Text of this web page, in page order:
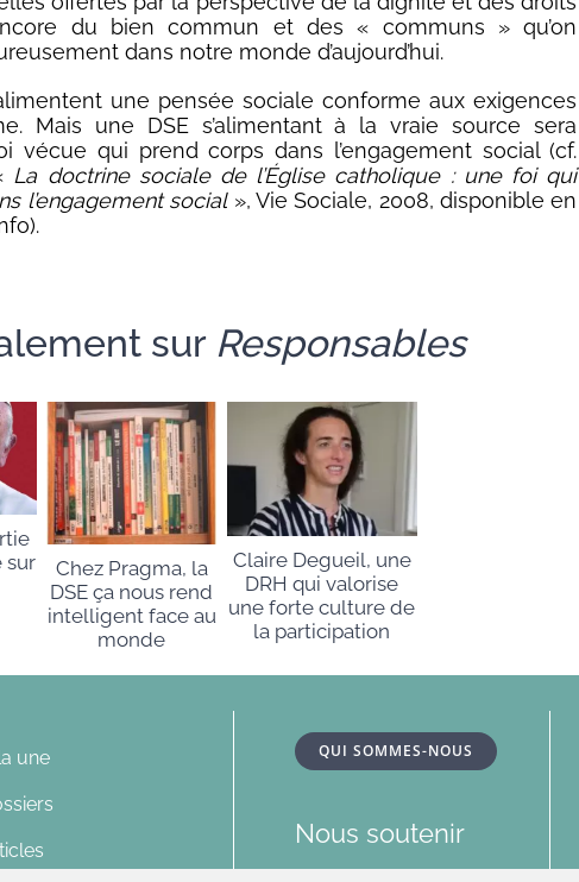
du bien commun et des « communs » qu’on
dans notre monde d’aujourd’hui.
une pensée sociale conforme aux exigences
Mais une DSE s’alimentant à la vraie source sera
vécue qui prend corps dans l’engagement social (cf.
La doctrine sociale de l’Église catholique : une foi qui
l’engagement social», Vie Sociale, 2008, disponible en
sur Responsables
sur
Chez Pragma, la
DSE ça nous rend
intelligent face au
monde
Claire Degueil, une
DRH qui valorise
une forte culture de
la participation
une QUI SOMMES-NOUS
Nous soutenir